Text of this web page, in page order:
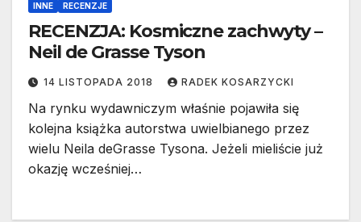
INNE RECENZJE
RECENZJA: Kosmiczne zachwyty –
Neil de Grasse Tyson
14 LISTOPADA 2018 RADEK KOSARZYCKI
Na rynku wydawniczym właśnie pojawiła się
kolejna książka autorstwa uwielbianego przez
wielu Neila deGrasse Tysona. Jeżeli mieliście już
okazję wcześniej…